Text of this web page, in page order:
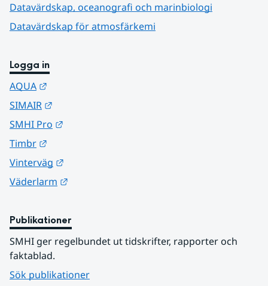
Datavärdskap, oceanografi och marinbiologi
Datavärdskap för atmosfärkemi
Logga in
AQUA
SIMAIR
SMHI Pro
Timbr
Vinterväg
Väderlarm
Publikationer
SMHI ger regelbundet ut tidskrifter, rapporter och
faktablad.
Sök publikationer